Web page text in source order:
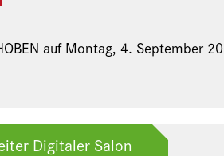
auf Montag, 4. September
Digitaler Salon